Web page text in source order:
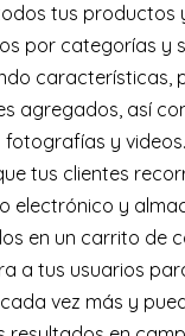
tus productos
por categorías y
características,
agregados, así
fotografías y videos.
tus clientes
electrónico y
en un carrito de
a tus usuarios
vez más y